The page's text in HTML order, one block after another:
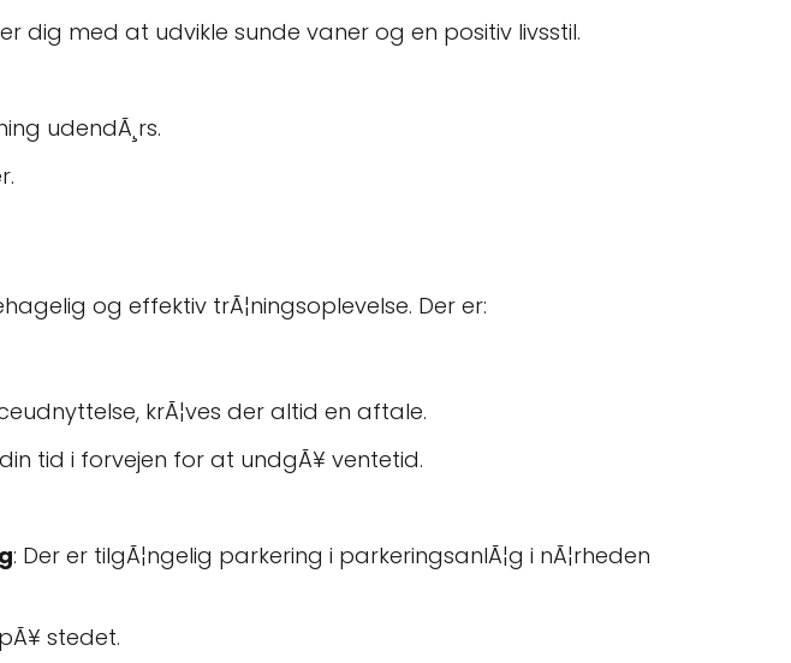
dig med at udvikle sunde vaner og en positiv livsstil.
udendÃ¸rs.
og effektiv trÃ¦ningsoplevelse. Der er:
krÃ¦ves der altid en aftale.
tid i forvejen for at undgÃ¥ ventetid.
: Der er tilgÃ¦ngelig parkering i parkeringsanlÃ¦g i nÃ¦rheden
stedet.